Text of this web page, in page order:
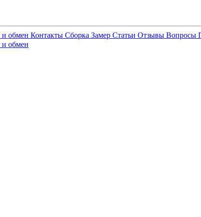
и обмен Контакты Сборка Замер Статьи Отзывы Вопросы
и обмен